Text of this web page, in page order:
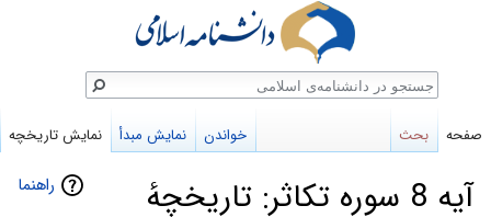
راهنما
آیه 8 سوره تکاثر: تاریخچهٔ
صفحه بحث خواندن نمایش مبدأ نمایش تاریخچه
جستجو